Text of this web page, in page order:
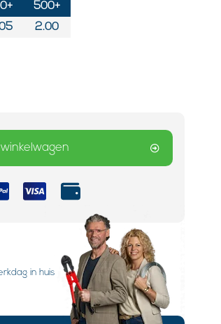
500+
2.00
winkelwagen
in huis